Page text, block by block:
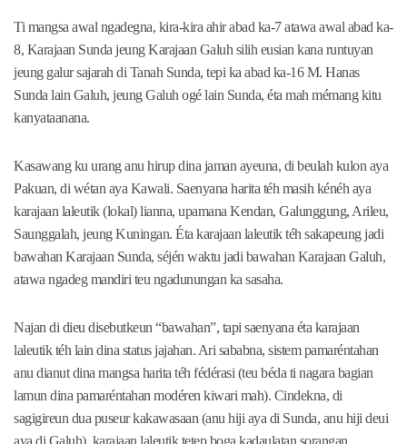
Ti mangsa awal ngadegna, kira-kira ahir abad ka-7 atawa awal abad ka-
8, Karajaan Sunda jeung Karajaan Galuh silih eusian kana runtuyan
jeung galur sajarah di Tanah Sunda, tepi ka abad ka-16 M. Hanas
Sunda lain Galuh, jeung Galuh ogé lain Sunda, éta mah mémang kitu
kanyataanana.
Kasawang ku urang anu hirup dina jaman ayeuna, di beulah kulon aya
Pakuan, di wétan aya Kawali. Saenyana harita téh masih kénéh aya
karajaan laleutik (lokal) lianna, upamana Kendan, Galunggung, Arileu,
Saunggalah, jeung Kuningan. Éta karajaan laleutik téh sakapeung jadi
bawahan Karajaan Sunda, séjén waktu jadi bawahan Karajaan Galuh,
atawa ngadeg mandiri teu ngadunungan ka sasaha.
Najan di dieu disebutkeun “bawahan”, tapi saenyana éta karajaan
laleutik téh lain dina status jajahan. Ari sababna, sistem pamaréntahan
anu dianut dina mangsa harita téh fédérasi (teu béda ti nagara bagian
lamun dina pamaréntahan modéren kiwari mah). Cindekna, di
sagigireun dua puseur kakawasaan (anu hiji aya di Sunda, anu hiji deui
aya di Galuh), karajaan laleutik tetep boga kadaulatan sorangan.